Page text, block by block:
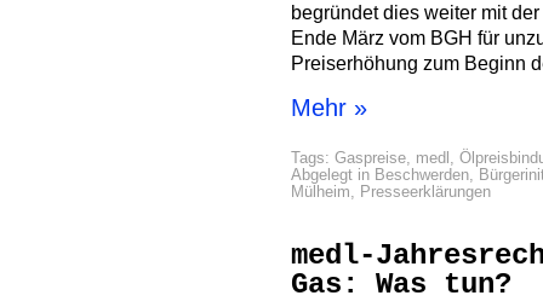
begründet dies weiter mit
Ende März vom BGH für
Preiserhöhung zum Beginn
Mehr »
Tags: Gaspreise, medl ,
Abgelegt in Beschwerden,
Mülheim, Presseerklärungen
medl-
Gas: Was tun?